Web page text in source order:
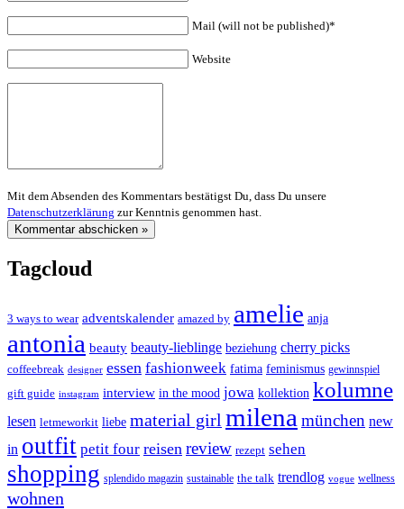
Mail (will not be published)*
Website
Mit dem Absenden des Kommentars bestätigst Du, dass Du unsere
Datenschutzerklärung zur Kenntnis genommen hast.
Tagcloud
3 ways to wear adventskalender amazed by amelie anja
antonia beauty beauty-lieblinge beziehung cherry picks
coffeebreak designer essen fashionweek fatima feminismus gewinnspiel
gift guide instagram interview in the mood jowa kollektion kolumne
lesen letmeworkit liebe material girl milena münchen new
in outfit petit four reisen review rezept sehen
shopping splendido magazin sustainable the talk trendlog vogue wellness
wohnen